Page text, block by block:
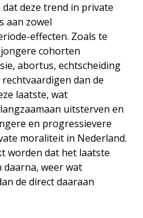
deze trend in private
aan zowel
effecten. Zoals te
cohorten
abortus, echtscheiding
dan de
laatste, wat
uitsterven en
en progressievere
moraliteit in Nederland.
worden dat het laatste
weer wat
de direct daaraan